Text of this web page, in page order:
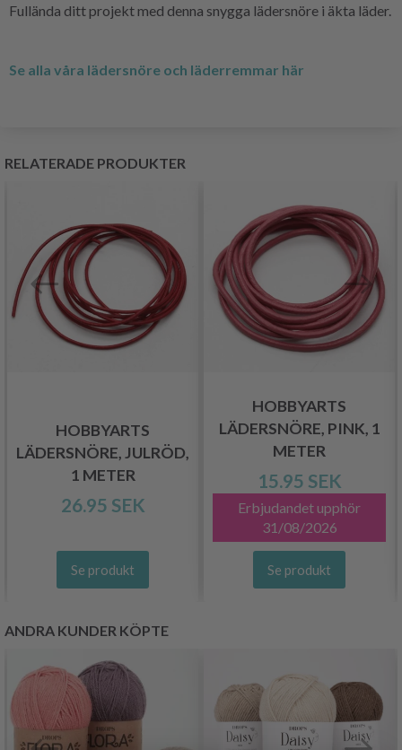
Fullända ditt projekt med denna snygga lädersnöre i äkta läder.
Se alla våra lädersnöre och läderremmar här
RELATERADE PRODUKTER
HOBBYARTS
LÄDERSNÖRE, JULRÖD,
1 METER
26.95 SEK
Se produkt
HOBBYARTS
LÄDERSNÖRE, PINK, 1
METER
15.95 SEK
Erbjudandet upphör
31/08/2026
Se produkt
ANDRA KUNDER KÖPTE